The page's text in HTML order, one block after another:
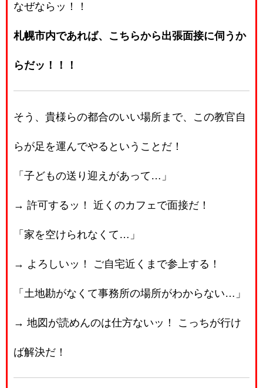
なぜならッ！！
札幌市内であれば、こちらから出張面接に伺うか
らだッ！！！
そう、貴様らの都合のいい場所まで、この教官自
らが足を運んでやるということだ！
「子どもの送り迎えがあって…」
→ 許可するッ！ 近くのカフェで面接だ！
「家を空けられなくて…」
→ よろしいッ！ ご自宅近くまで参上する！
「土地勘がなくて事務所の場所がわからない…」
→ 地図が読めんのは仕方ないッ！ こっちが行け
ば解決だ！